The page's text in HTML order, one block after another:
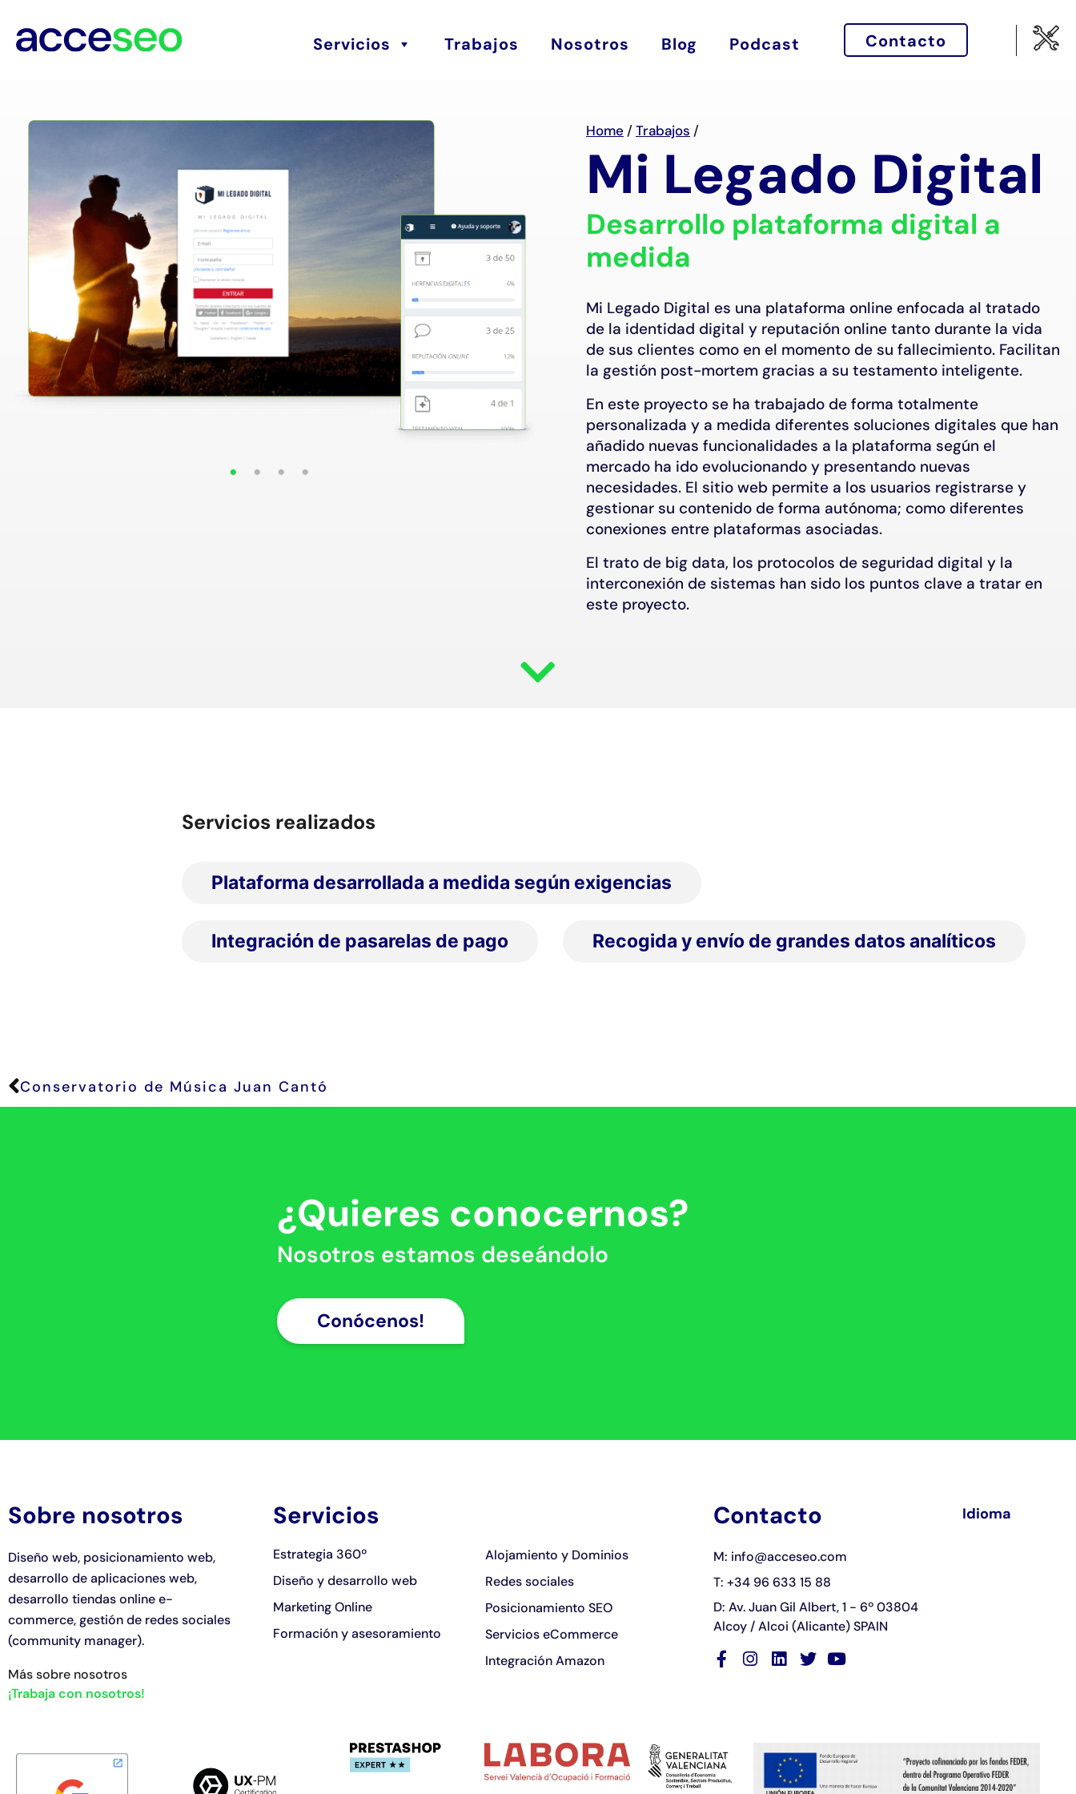
Servicios Trabajos Nosotros Blog Podcast Contacto
Home /Trabajos /
Mi Legado Digital
Desarrollo plataforma digital a
medida
Mi Legado Digital es una plataforma online enfocada al tratado
de la identidad digital y reputación online tanto durante la vida
de sus clientes como en el momento de su fallecimiento. Facilitan
la gestión post-mortem gracias a su testamento inteligente.
En este proyecto se ha trabajado de forma totalmente
personalizada y a medida diferentes soluciones digitales que han
añadido nuevas funcionalidades a la plataforma según el
mercado ha ido evolucionando y presentando nuevas
necesidades. El sitio web permite a los usuarios registrarse y
gestionar su contenido de forma autónoma; como diferentes
conexiones entre plataformas asociadas.
El trato de big data, los protocolos de seguridad digital y la
interconexión de sistemas han sido los puntos clave a tratar en
este proyecto.
Servicios realizados
Plataforma desarrollada a medida según exigencias
Integración de pasarelas de pago Recogida y envío de grandes datos analíticos
Conservatorio de Música Juan Cantó
¿Quieres conocernos?
Nosotros estamos deseándolo
Conócenos!
Sobre nosotros
Diseño web, posicionamiento web,
desarrollo de aplicaciones web,
desarrollo tiendas online e-
commerce, gestión de redes sociales
(community manager).
Más sobre nosotros
¡Trabaja con nosotros!
Servicios
Estrategia 360º
Diseño y desarrollo web
Marketing Online
Formación y asesoramiento
Alojamiento y Dominios
Redes sociales
Posicionamiento SEO
Servicios eCommerce
Integración Amazon
Contacto
M: info@acceseo.com
T: +34 96 633 15 88
D: Av. Juan Gil Albert, 1 - 6º 03804
Alcoy / Alcoi (Alicante) SPAIN
Idioma